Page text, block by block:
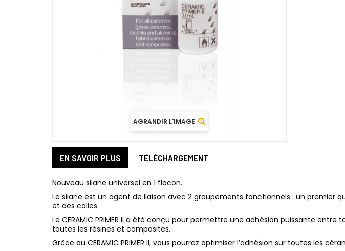
AGRANDIR L'IMAGE
EN SAVOIR PLUS TÉLÉCHARGEMENT
Nouveau silane universel en 1 flacon.
Le silane est un agent de liaison avec 2 groupements fonctionnels : un premier
et des colles.
Le CERAMIC PRIMER II a été conçu pour permettre une adhésion puissante
toutes les résines et composites.
Grâce au CERAMIC PRIMER II, vous pourrez optimiser l’adhésion sur toutes les